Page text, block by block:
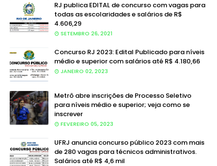
RJ publica EDITAL de concurso com vagas para
todas as escolaridades e salários de R$
4.606,29
SETEMBRO 26, 2021
Concurso RJ 2023: Edital Publicado para níveis
médio e superior com salários até R$ 4.180,66
JANEIRO 02, 2023
Metrô abre inscrições de Processo Seletivo
para níveis médio e superior; veja como se
inscrever
FEVEREIRO 05, 2023
UFRJ anuncia concurso público 2023 com mais
de 280 vagas para técnicos administrativos.
Salários até R$ 4,6 mil